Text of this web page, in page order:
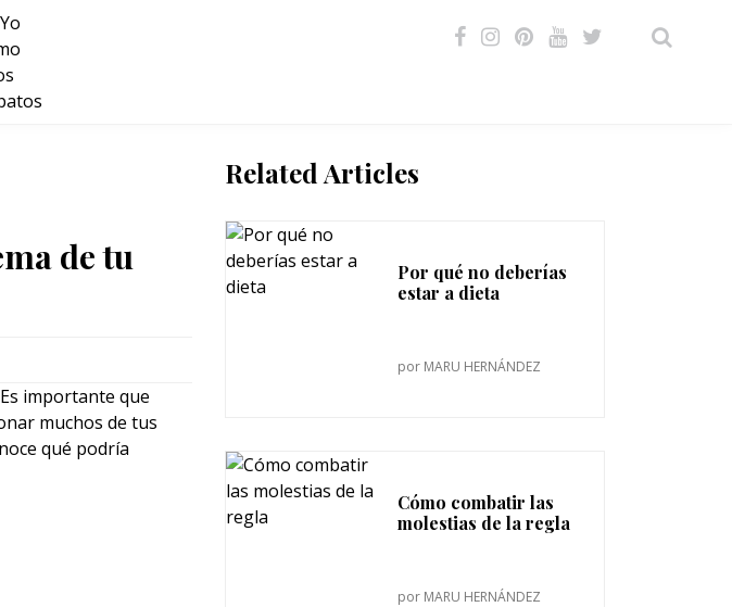
SALUD
de tu
importante que
muchos de tus
qué podría
Related Articles
Por qué no deberías
estar a dieta
por MARU HERNÁNDEZ
Cómo combatir las
molestias de la regla
por MARU HERNÁNDEZ